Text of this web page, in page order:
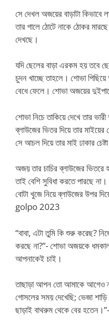
সে দেখল অজয়ের বাড়াটা কিভাবে
তার গালে ঠোটে নাকে ঠোকর
দেখছে।
যদি ছেলের বাড়া এরকম হয় তবে
চুদন খাচ্ছে তাহলে। শোভা
বেধে ফেলে। শোভা অজয়ের
শোভা নিচে তাকিয়ে দেখে তার
ব্লাউজের ভিতর দিয়ে তার
সে আচল দিয়ে তার মাই ঢাকার
অজয় তার চাচির ব্লাউজের ভিতরে
তাই বেশি সুবিধা করতে পারছে
বোটা খুজে নিয়ে ব্লাউজের উপর
golpo 2023
“বাবা, এটা তুমি কি শুরু করেছ?
করছে না?”- শোভা অজয়কে
আপনাকেই চাই।
তাছাড়া আপন তো আমাকে আগেও
গোসলের সময় দেখেছি; ভেজা
ছাড়াই বাথরুম থেকে বের